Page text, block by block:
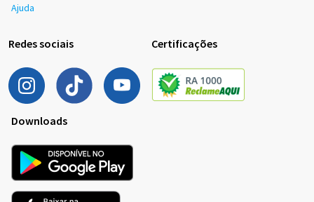
Ajuda
Redes sociais Certificações
Downloads